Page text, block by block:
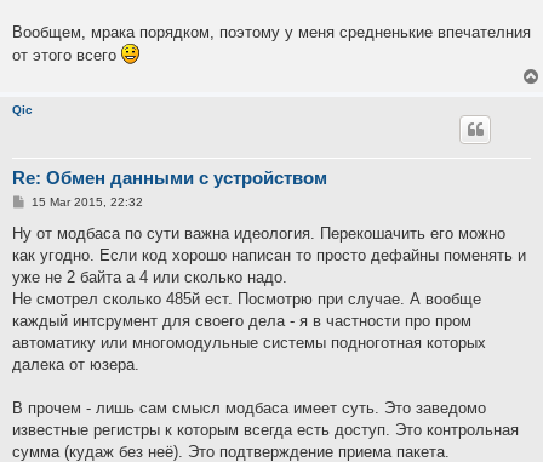
Вообщем, мрака порядком, поэтому у меня средненькие впечателния
от этого всего
Qic
Re: Обмен данными с устройством
P
s
t
15 Mar 2015, 22:32
Ну от модбаса по сути важна идеология. Перекошачить его можно
как угодно. Если код хорошо написан то просто дефайны поменять и
уже не 2 байта а 4 или сколько надо.
Не смотрел сколько 485й ест. Посмотрю при случае. А вообще
каждый интсрумент для своего дела - я в частности про пром
автоматику или многомодульные системы подноготная которых
далека от юзера.
В прочем - лишь сам смысл модбаса имеет суть. Это заведомо
известные регистры к которым всегда есть доступ. Это контрольная
сумма (кудаж без неё). Это подтверждение приема пакета.